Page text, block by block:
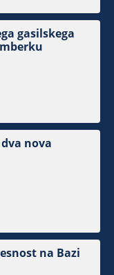
gasilskega
nova
na Bazi